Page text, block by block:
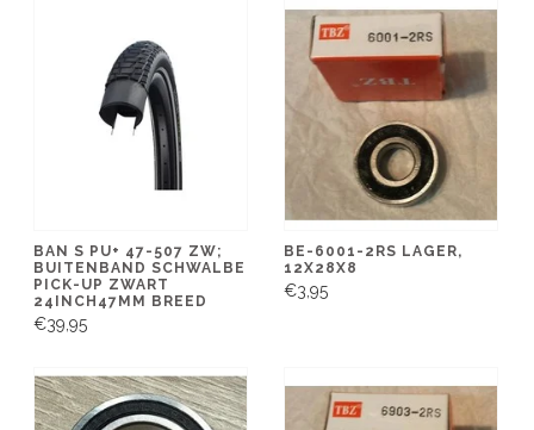
BAN S PU+ 47-507 ZW;
BUITENBAND SCHWALBE
PICK-UP ZWART
24INCH47MM BREED
€39,95
BE-6001-2RS LAGER,
12X28X8
€3,95